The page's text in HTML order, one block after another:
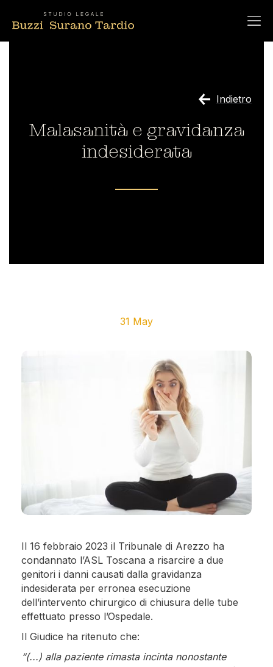
Indietro
Malasanità e gravidanza
indesiderata
31 May
Il 16 febbraio 2023 il Tribunale di Arezzo ha
condannato l’ASL Toscana a risarcire a due
genitori i danni causati dalla gravidanza
indesiderata per erronea esecuzione
dell’intervento chirurgico di chiusura delle tube
effettuato presso l’Ospedale.
Il Giudice ha ritenuto che:
“(...) alla paziente rimasta incinta nonostante